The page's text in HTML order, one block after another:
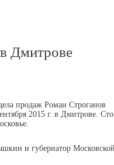
Дмитрове
продаж Роман Строганов
2015 г. в Дмитрове.
и губернатор Московской